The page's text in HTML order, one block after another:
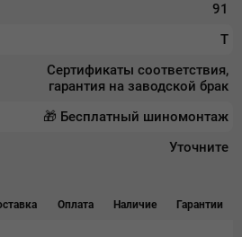
91
T
Сертификаты соответствия,
гарантия на заводской брак
🎁 Бесплатный шиномонтаж
Уточните
Оплата Наличие Гарантии